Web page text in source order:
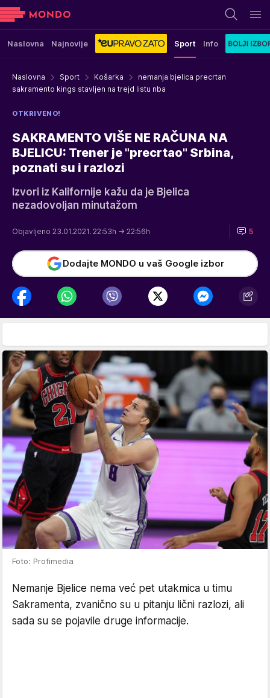
Naslovna Najnovije Sport Info
Naslovna Sport Košarka
nemanja bjelica precrtan
sakramento kings stavljen na trejd listu nba
OTKRIVENO!
SAKRAMENTO VIŠE NE RAČUNA NA
BJELICU: Trener je "precrtao" Srbina,
poznati su i razlozi
Izvori iz Kalifornije kažu da je Bjelica
nezadovoljan minutažom
Objavljeno 23.01.2021. 22:53h → 22:56h 5
Dodajte MONDO u vaš Google izbor
Foto: Profimedia
Nemanje Bjelice nema već pet utakmica u timu
Sakramenta, zvanično su u pitanju lični razlozi, ali
sada su se pojavile druge informacije.